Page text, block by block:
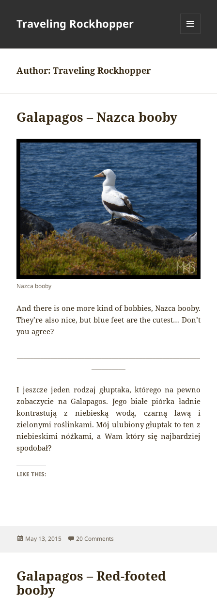
Traveling Rockhopper
Author:Traveling Rockhopper
Galapagos – Nazca booby
Nazca booby
And there is one more kind of bobbies, Nazca booby.
They’re also nice, but blue feet are the cutest… Don’t
you agree?
I jeszcze jeden rodzaj głuptaka, którego na pewno
zobaczycie na Galapagos. Jego białe piórka ładnie
kontrastują z niebieską wodą, czarną lawą i
zielonymi roślinkami. Mój ulubiony głuptak to ten z
niebieskimi nóżkami, a Wam który się najbardziej
spodobał?
LIKE THIS:
Posted
May 13, 2015 20 Comments
Galapagos – Red-footed
booby